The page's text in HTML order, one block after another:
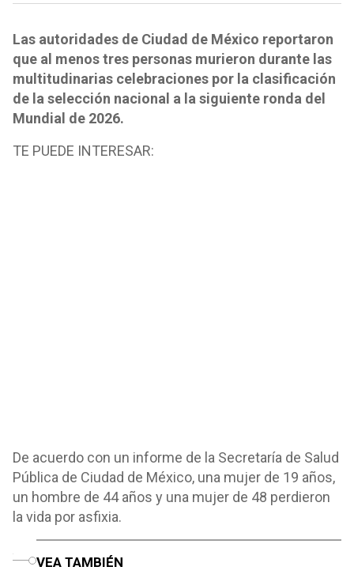
Las autoridades de Ciudad de México reportaron
que al menos tres personas murieron durante las
multitudinarias celebraciones por la clasificación
de la selección nacional a la siguiente ronda del
Mundial de 2026.
TE PUEDE INTERESAR:
De acuerdo con un informe de la Secretaría de Salud
Pública de Ciudad de México, una mujer de 19 años,
un hombre de 44 años y una mujer de 48 perdieron
la vida por asfixia.
VEA TAMBIÉN